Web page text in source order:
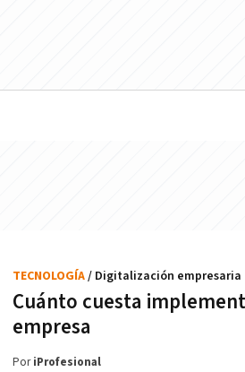
Cuánto cuesta
empresa
TECNOLOGÍA/ Digitalización empresaria
PoriProfesional